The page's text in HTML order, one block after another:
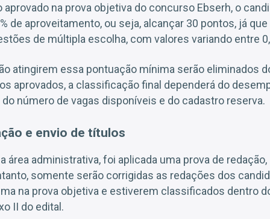
aprovado na prova objetiva do concurso Ebserh, o
de aproveitamento, ou seja, alcançar 30 pontos, já
de múltipla escolha, com valores variando entre
atingirem essa pontuação mínima serão eliminados
aprovados, a classificação final dependerá do
número de vagas disponíveis e do cadastro reserva.
e envio de títulos
área administrativa, foi aplicada uma prova de
somente serão corrigidas as redações dos
na prova objetiva e estiverem classificados dentro
II do edital.